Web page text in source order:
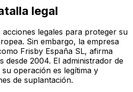
legal
acciones legales para proteger su
Sin embargo, la empresa
Frisby España SL, afirma
desde 2004. El administrador de
operación es legítima y
de suplantación.